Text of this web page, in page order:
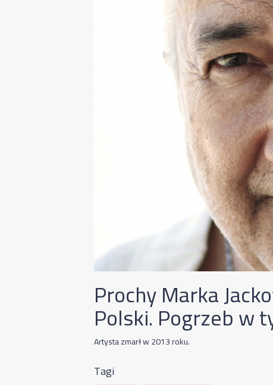
Prochy Marka
Polski. Pogrzeb w
Artysta zmarł w 2013 roku.
Tagi